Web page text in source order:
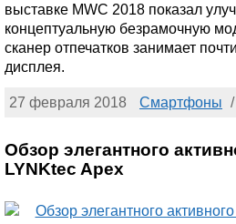
выставке MWC 2018 показал
концептуальную безрамочную
сканер отпечатков занимает
дисплея.
27 февраля 2018 Смартфоны /
Обзор элегантного
LYNKtec Apex